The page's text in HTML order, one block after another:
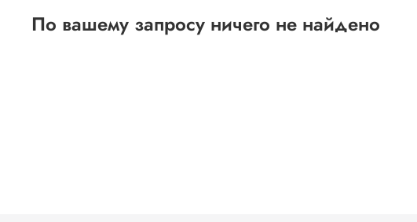
По вашему запросу ничего не найдено